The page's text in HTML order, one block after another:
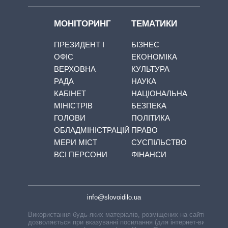
МОНІТОРИНГ
ПРЕЗИДЕНТ І
ОФІС
ВЕРХОВНА
РАДА
КАБІНЕТ
МІНІСТРІВ
ГОЛОВИ
ОБЛАДМІНІСТРАЦІЙ
МЕРИ МІСТ
ВСІ ПЕРСОНИ
ТЕМАТИКИ
БІЗНЕС
ЕКОНОМІКА
КУЛЬТУРА
НАУКА
НАЦІОНАЛЬНА
БЕЗПЕКА
ПОЛІТИКА
ПРАВО
СУСПІЛЬСТВО
ФІНАНСИ
info@slovoidilo.ua
Використання будь-яких матеріалів, розміщених на сайті,
дозволяється при вказуванні посилання (для інтернет-видань